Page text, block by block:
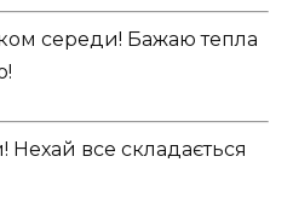
середи! Бажаю тепла
Нехай все складається